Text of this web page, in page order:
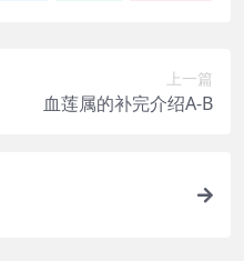
上一篇
血莲属的补完介绍A-B